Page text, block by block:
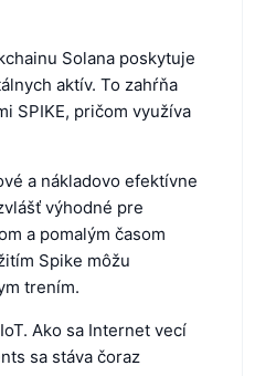
Solana poskytuje
aktív. To zahŕňa
SPIKE, pričom využíva
a nákladovo efektívne
výhodné pre
a pomalým časom
Spike môžu
trením.
Ako sa Internet vecí
sa stáva čoraz